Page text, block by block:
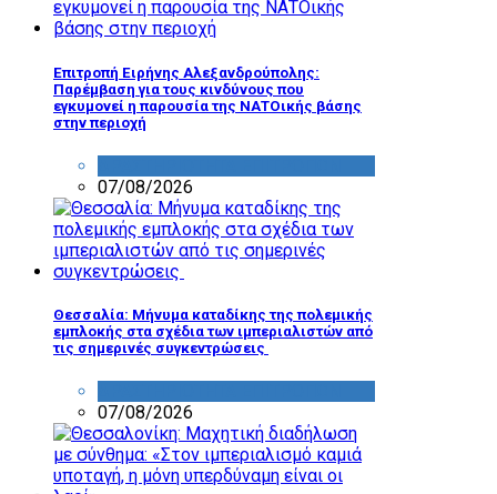
Επιτροπή Ειρήνης Αλεξανδρούπολης:
Παρέμβαση για τους κινδύνους που
εγκυμονεί η παρουσία της ΝΑΤΟικής βάσης
στην περιοχή
07/08/2026
Θεσσαλία: Μήνυμα καταδίκης της πολεμικής
εμπλοκής στα σχέδια των ιμπεριαλιστών από
τις σημερινές συγκεντρώσεις
07/08/2026